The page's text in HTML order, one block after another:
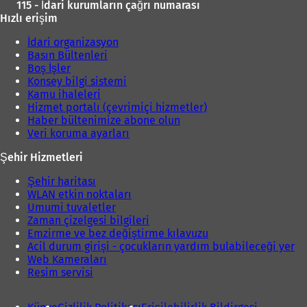
115 - İdari kurumların çağrı numarası
Hızlı erişim
İdari organizasyon
Basın Bültenleri
Boş İşler
Konsey bilgi sistemi
Kamu ihaleleri
Hizmet portalı (çevrimiçi hizmetler)
Haber bültenimize abone olun
Veri koruma ayarları
Şehir Hizmetleri
Şehir haritası
WLAN etkin noktaları
Umumi tuvaletler
Zaman çizelgesi bilgileri
Emzirme ve bez değiştirme kılavuzu
Acil durum girişi - çocukların yardım bulabileceği yer
Web Kameraları
Resim servisi